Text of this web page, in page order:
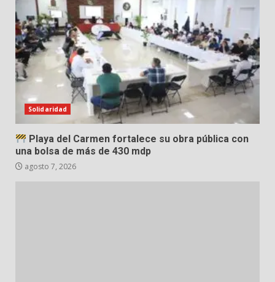
Solidaridad
Playa del Carmen fortalece su obra pública con
una bolsa de más de 430 mdp
agosto 7, 2026